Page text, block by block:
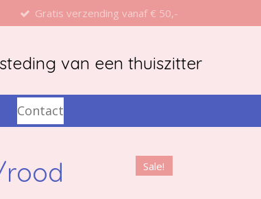
Gratis verzending vanaf € 50,-
van een thuiszitter
Contact
Sale!